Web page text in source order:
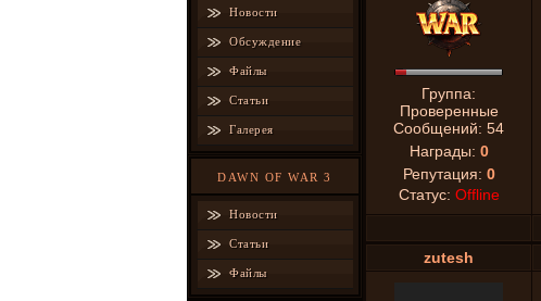
Новости
Обсуждение
Файлы
Статьи
Галерея
DAWN OF WAR 3
Новости
Статьи
Файлы
Группа:
Проверенные
Сообщений: 54
Награды: 0
Репутация: 0
Статус: Offline
zutesh